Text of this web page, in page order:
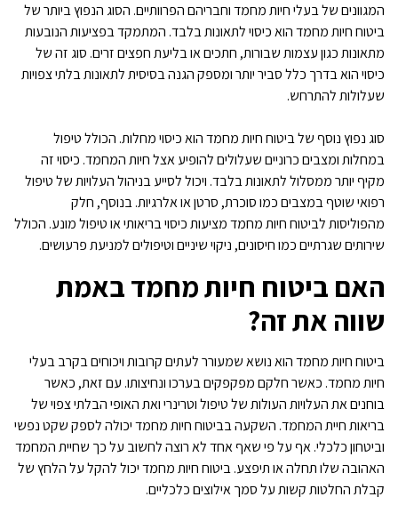
המגוונים של בעלי חיות מחמד וחבריהם הפרוותיים. הסוג הנפוץ ביותר של
ביטוח חיות מחמד הוא כיסוי לתאונות בלבד. המתמקד בפציעות הנובעות
מתאונות כגון עצמות שבורות, חתכים או בליעת חפצים זרים. סוג זה של
כיסוי הוא בדרך כלל סביר יותר ומספק הגנה בסיסית לתאונות בלתי צפויות
שעלולות להתרחש.
סוג נפוץ נוסף של ביטוח חיות מחמד הוא כיסוי מחלות. הכולל טיפול
במחלות ומצבים כרוניים שעלולים להופיע אצל חיות המחמד. כיסוי זה
מקיף יותר ממסלול לתאונות בלבד. ויכול לסייע בניהול העלויות של טיפול
רפואי שוטף במצבים כמו סוכרת, סרטן או אלרגיות. בנוסף, חלק
מהפוליסות לביטוח חיות מחמד מציעות כיסוי בריאותי או טיפול מונע. הכולל
שירותים שגרתיים כמו חיסונים, ניקוי שיניים וטיפולים למניעת פרעושים.
האם ביטוח חיות מחמד באמת
שווה את זה?
ביטוח חיות מחמד הוא נושא שמעורר לעתים קרובות ויכוחים בקרב בעלי
חיות מחמד. כאשר חלקם מפקפקים בערכו ונחיצותו. עם זאת, כאשר
בוחנים את העלויות העולות של טיפול וטרינרי ואת האופי הבלתי צפוי של
בריאות חיית המחמד. השקעה בביטוח חיות מחמד יכולה לספק שקט נפשי
וביטחון כלכלי. אף על פי שאף אחד לא רוצה לחשוב על כך שחיית המחמד
האהובה שלו תחלה או תיפצע. ביטוח חיות מחמד יכול להקל על הלחץ של
קבלת החלטות קשות על סמך אילוצים כלכליים.